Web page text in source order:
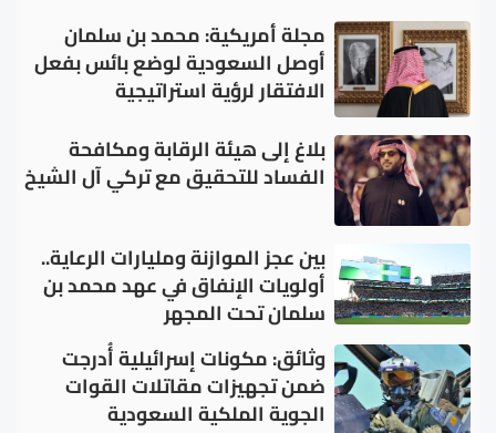
مجلة أمريكية: محمد بن سلمان
أوصل السعودية لوضع بائس بفعل
الافتقار لرؤية استراتيجية
بلاغ إلى هيئة الرقابة ومكافحة
الفساد للتحقيق مع تركي آل الشيخ
بين عجز الموازنة ومليارات الرعاية..
أولويات الإنفاق في عهد محمد بن
سلمان تحت المجهر
وثائق: مكونات إسرائيلية أُدرجت
ضمن تجهيزات مقاتلات القوات
الجوية الملكية السعودية